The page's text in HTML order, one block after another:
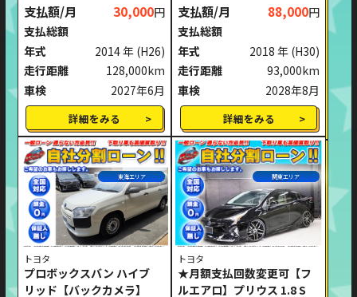
支払額/月 30,000円
支払総額
年式
2014 年 (H26)
走行距離
128,000km
車検
2027年6月
詳細をみる
支払額/月 88,000円
支払総額
年式
2018 年 (H30)
走行距離
93,000km
車検
2028年8月
詳細をみる
東海エリア
トヨタ
プロボックスバン ハイブ
リッド【バックカメラ】
関東エリア
トヨタ
★月額支払回数変更可【フ
ルエアロ】プリウス 1.8 S